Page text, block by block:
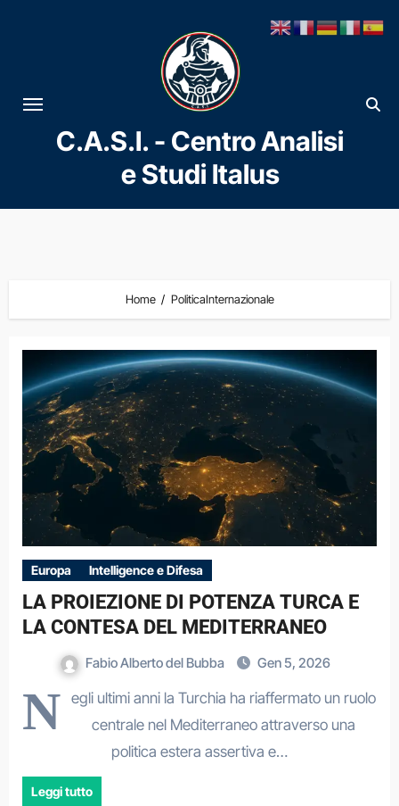
al
contenuto
C.A.S.I. - Centro Analisi
e Studi Italus
Home PoliticaInternazionale
Europa Intelligence e Difesa
LA PROIEZIONE DI POTENZA TURCA E
LA CONTESA DEL MEDITERRANEO
Fabio Alberto del Bubba Gen 5, 2026
N
egli ultimi anni la Turchia ha riaffermato un ruolo
centrale nel Mediterraneo attraverso una
politica estera assertiva e…
Leggi tutto